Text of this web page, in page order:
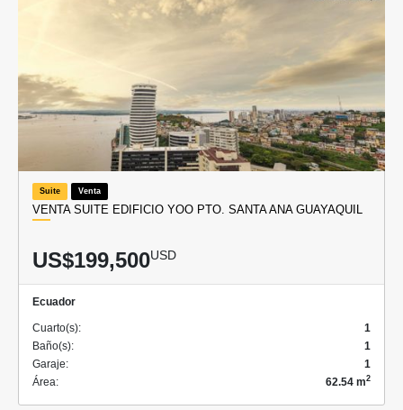
Suite Venta
VENTA SUITE EDIFICIO YOO PTO. SANTA ANA GUAYAQUIL
US$199,500USD
Ecuador
Cuarto(s):
1
Baño(s):
1
Garaje:
1
Área:
62.54 m2